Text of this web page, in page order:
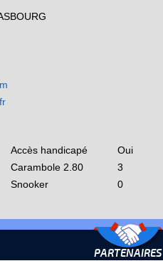
Accès handicapé
Oui
Carambole 2.80 3
Snooker 0
PARTENAIRES